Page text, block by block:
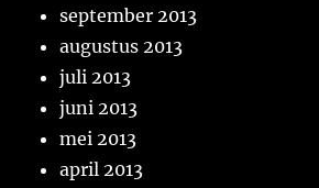
september 2013
augustus 2013
juli 2013
juni 2013
mei 2013
april 2013